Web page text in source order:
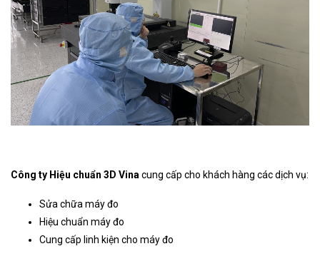
Công ty Hiệu chuẩn 3D Vina cung cấp cho khách hàng các dịch vụ:
Sửa chữa máy đo
Hiệu chuẩn máy đo
Cung cấp linh kiện cho máy đo